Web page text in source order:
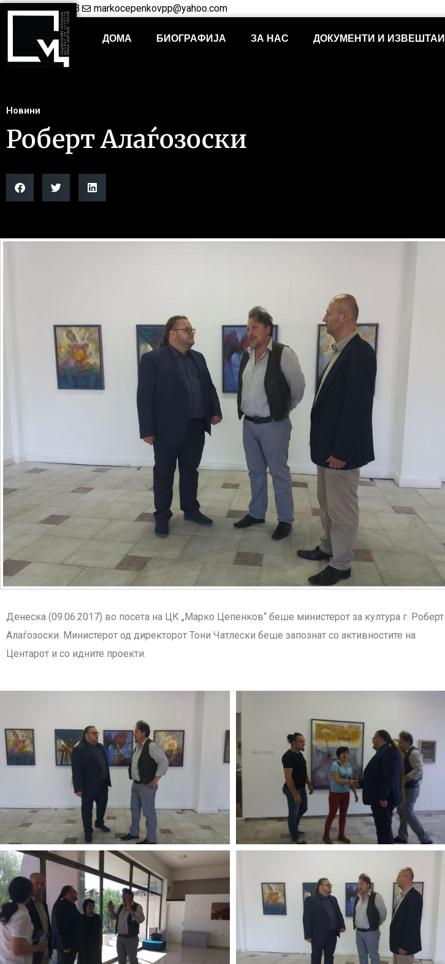
+38948421703 markocepenkovpp@yahoo.com
ДОМА БИОГРАФИЈА ЗА НАС ДОКУМЕНТИ И ИЗВЕШТАИ
Новини
Роберт Алаѓозоски
Денеска (09.06.2017) во посета на ЦК „Марко Цепенков“ беше министерот за култура г. Роберт
Алаѓозоски. Министерот од директорот Тони Чатлески беше запознат со активностите на
Центарот и со идните проекти.